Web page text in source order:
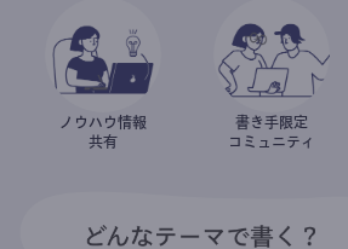
ノウハウ情報
共有
書き手限定
コミュニティ